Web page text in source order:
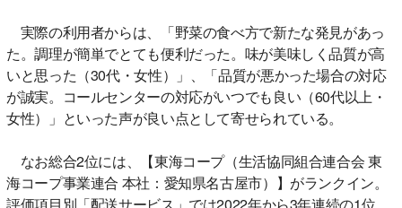
実際の利用者からは、「野菜の食べ方で新たな発見があっ
た。調理が簡単でとても便利だった。味が美味しく品質が高
いと思った（30代・女性）」、「品質が悪かった場合の対応
が誠実。コールセンターの対応がいつでも良い（60代以上・
女性）」といった声が良い点として寄せられている。
なお総合2位には、【東海コープ（生活協同組合連合会 東
海コープ事業連合 本社：愛知県名古屋市）】がランクイン。
評価項目別「配送サービス」では2022年から3年連続の1位